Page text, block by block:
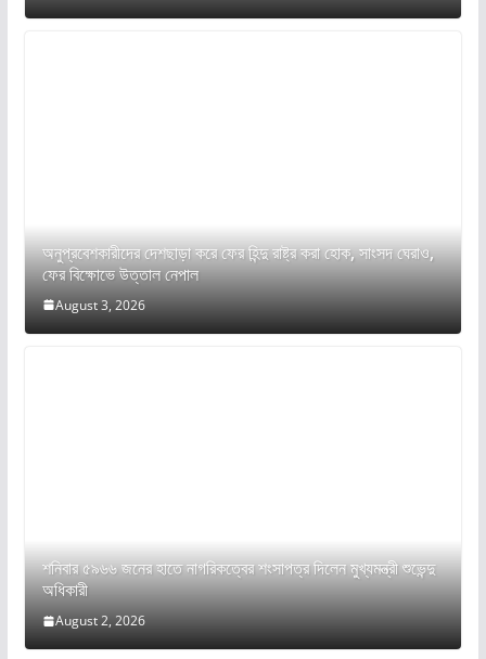
অনুপ্রবেশকারীদের দেশছাড়া করে ফের হিন্দু রাষ্ট্র করা হোক, সাংসদ ঘেরাও,
ফের বিক্ষোভে উত্তাল নেপাল
August 3, 2026
শনিবার ৫৯৬৬ জনের হাতে নাগরিকত্বের শংসাপত্র দিলেন মুখ্যমন্ত্রী শুভেন্দু
অধিকারী
August 2, 2026